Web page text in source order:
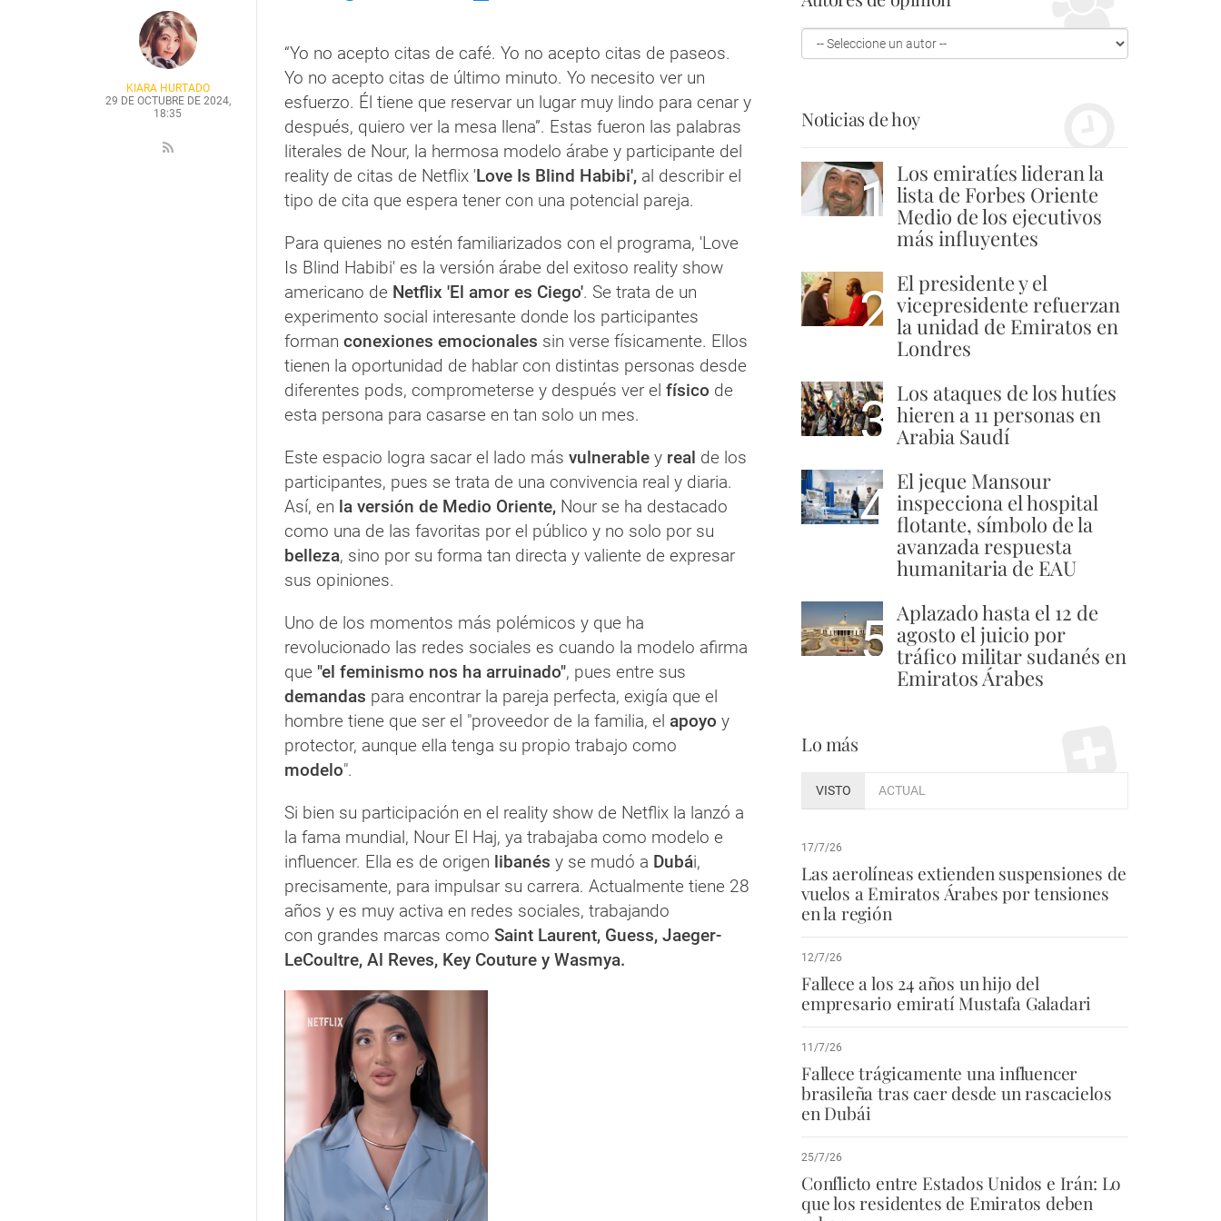
KIARA HURTADO
29 DE OCTUBRE DE 2024,
18:35
“Yo no acepto citas de café. Yo no acepto citas de paseos.
Yo no acepto citas de último minuto. Yo necesito ver un
esfuerzo. Él tiene que reservar un lugar muy lindo para cenar y
después, quiero ver la mesa llena”. Estas fueron las palabras
literales de Nour, la hermosa modelo árabe y participante del
reality de citas de Netflix 'Love Is Blind Habibi', al describir el
tipo de cita que espera tener con una potencial pareja.
Para quienes no estén familiarizados con el programa, 'Love
Is Blind Habibi' es la versión árabe del exitoso reality show
americano de Netflix 'El amor es Ciego'. Se trata de un
experimento social interesante donde los participantes
forman conexiones emocionales sin verse físicamente. Ellos
tienen la oportunidad de hablar con distintas personas desde
diferentes pods, comprometerse y después ver el físico de
esta persona para casarse en tan solo un mes.
Este espacio logra sacar el lado más vulnerable y real de los
participantes, pues se trata de una convivencia real y diaria.
Así, en la versión de Medio Oriente, Nour se ha destacado
como una de las favoritas por el público y no solo por su
belleza, sino por su forma tan directa y valiente de expresar
sus opiniones.
Uno de los momentos más polémicos y que ha
revolucionado las redes sociales es cuando la modelo afirma
que "el feminismo nos ha arruinado", pues entre sus
demandas para encontrar la pareja perfecta, exigía que el
hombre tiene que ser el "proveedor de la familia, el apoyo y
protector, aunque ella tenga su propio trabajo como
modelo".
Si bien su participación en el reality show de Netflix la lanzó a
la fama mundial, Nour El Haj, ya trabajaba como modelo e
influencer. Ella es de origen libanés y se mudó a Dubái,
precisamente, para impulsar su carrera. Actualmente tiene 28
años y es muy activa en redes sociales, trabajando
con grandes marcas como Saint Laurent, Guess, Jaeger-
LeCoultre, Al Reves, Key Couture y Wasmya.
Noticias de hoy
1 Los emiratíes lideran la
lista de Forbes Oriente
Medio de los ejecutivos
más influyentes
2 El presidente y el
vicepresidente refuerzan
la unidad de Emiratos en
Londres
3 Los ataques de los hutíes
hieren a 11 personas en
Arabia Saudí
4 El jeque Mansour
inspecciona el hospital
flotante, símbolo de la
avanzada respuesta
humanitaria de EAU
5 Aplazado hasta el 12 de
agosto el juicio por
tráfico militar sudanés en
Emiratos Árabes
Lo más
VISTO ACTUAL
17/7/26
Las aerolíneas extienden suspensiones de
vuelos a Emiratos Árabes por tensiones
en la región
12/7/26
Fallece a los 24 años un hijo del
empresario emiratí Mustafa Galadari
11/7/26
Fallece trágicamente una influencer
brasileña tras caer desde un rascacielos
en Dubái
25/7/26
Conflicto entre Estados Unidos e Irán: Lo
que los residentes de Emiratos deben